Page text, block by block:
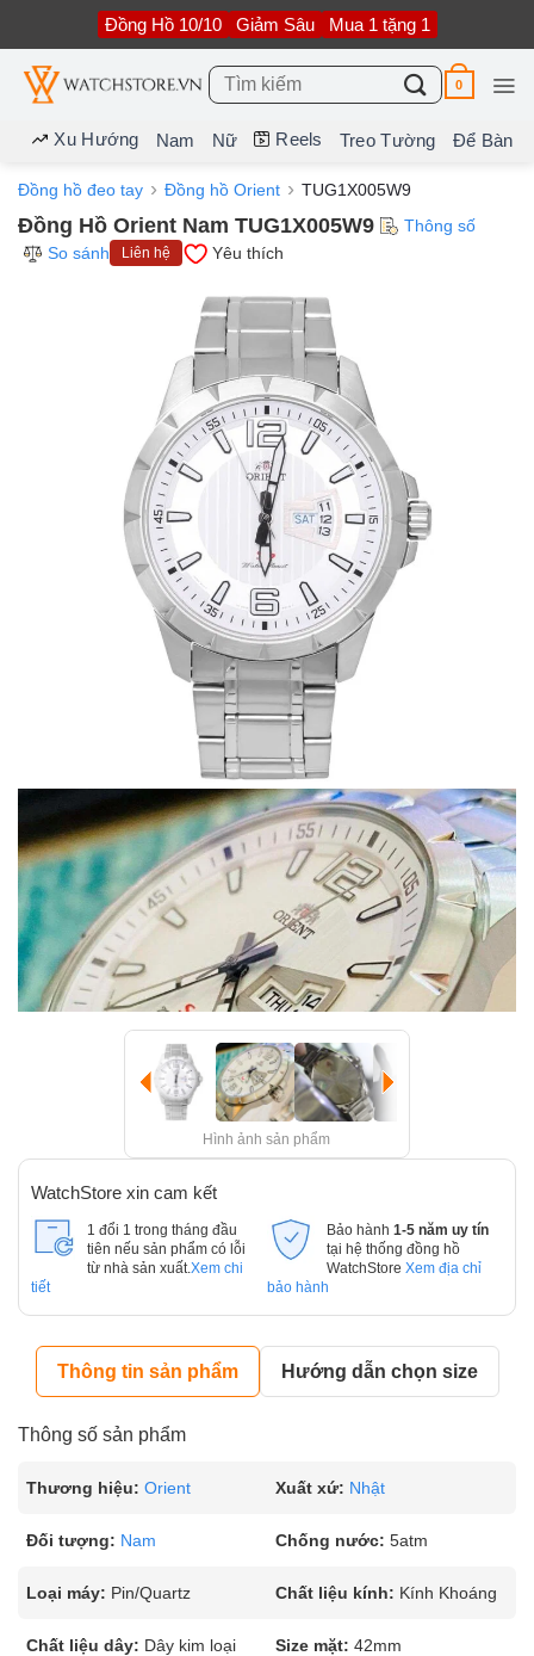
nội
dung
Đồng Hồ 10/10 Giảm Sâu Mua 1 tặng 1
Tìm
kiếm:
0
Xu Hướng Nam Nữ Reels Treo Tường Để Bàn
Đồng hồ đeo tay Đồng hồ Orient TUG1X005W9
Đồng Hồ Orient Nam TUG1X005W9
Thông số
So sánh
Liên hệ Yêu thích
Hình ảnh sản phẩm
WatchStore xin cam kết
1 đổi 1 trong tháng đầu
tiên nếu sản phẩm có lỗi
từ nhà sản xuất. Xem chi
tiết
Bảo hành 1-5 năm uy tín
tại hệ thống đồng hồ
WatchStore Xem địa chỉ
bảo hành
Thông tin sản phẩm Hướng dẫn chọn size
Thông số sản phẩm
Thương hiệu: Orient Xuất xứ: Nhật
Đối tượng: Nam Chống nước: 5atm
Loại máy: Pin/Quartz Chất liệu kính: Kính Khoáng
Chất liệu dây: Dây kim loại Size mặt: 42mm